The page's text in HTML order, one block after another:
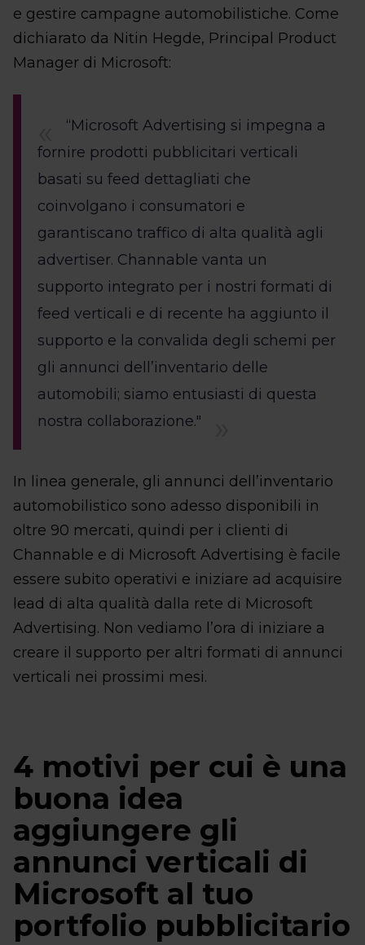
e gestire campagne automobilistiche. Come
dichiarato da Nitin Hegde, Principal Product
Manager di Microsoft:
“Microsoft Advertising si impegna a
fornire prodotti pubblicitari verticali
basati su feed dettagliati che
coinvolgano i consumatori e
garantiscano traffico di alta qualità agli
advertiser. Channable vanta un
supporto integrato per i nostri formati di
feed verticali e di recente ha aggiunto il
supporto e la convalida degli schemi per
gli annunci dell’inventario delle
automobili; siamo entusiasti di questa
nostra collaborazione."
In linea generale, gli annunci dell’inventario
automobilistico sono adesso disponibili in
oltre 90 mercati, quindi per i clienti di
Channable e di Microsoft Advertising è facile
essere subito operativi e iniziare ad acquisire
lead di alta qualità dalla rete di Microsoft
Advertising. Non vediamo l’ora di iniziare a
creare il supporto per altri formati di annunci
verticali nei prossimi mesi.
4 motivi per cui è una
buona idea
aggiungere gli
annunci verticali di
Microsoft al tuo
portfolio pubblicitario